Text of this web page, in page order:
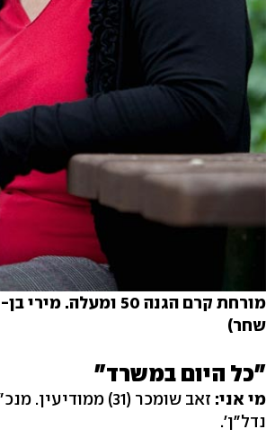
מורחת קרם הגנה 50
שחר)
"כל היום במשרד"
מי אני:
זאב שומכר ‭(31)‬
נדל"ן‭.'‬